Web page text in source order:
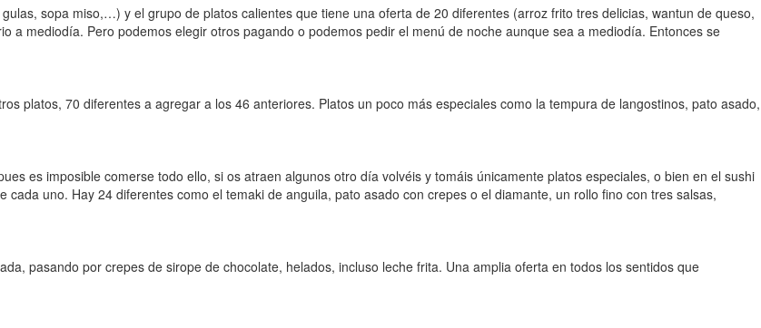
sopa miso,…) y el grupo de platos calientes que tiene una oferta de 20 diferentes (arroz frito tres delicias, wantun de queso,
a mediodía. Pero podemos elegir otros pagando o podemos pedir el menú de noche aunque sea a mediodía. Entonces se
platos, 70 diferentes a agregar a los 46 anteriores. Platos un poco más especiales como la tempura de langostinos, pato asado,
es imposible comerse todo ello, si os atraen algunos otro día volvéis y tomáis únicamente platos especiales, o bien en el sushi
uno. Hay 24 diferentes como el temaki de anguila, pato asado con crepes o el diamante, un rollo fino con tres salsas,
pasando por crepes de sirope de chocolate, helados, incluso leche frita. Una amplia oferta en todos los sentidos que